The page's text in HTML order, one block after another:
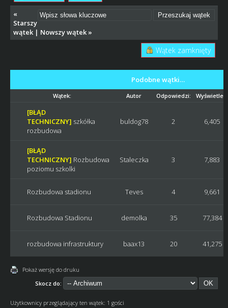
«
Starszy
wątek| Nowszy wątek»
Wątek zamknięty
Podobne wątki…
Wątek: Autor Odpowiedzi: Wyświetleń:
[BŁĄD
TECHNICZNY] szkółka
rozbudowa
buldog78 2 6,405
[BŁĄD
TECHNICZNY] Rozbudowa
poziomu szkolki
Staleczka 3 7,883
Rozbudowa stadionu Teves 4 9,661
Rozbudowa Stadionu demolka 35 77,384
rozbudowa infrastruktury baax13 20 41,275
Pokaż wersję do druku
Skocz do:
Użytkownicy przeglądający ten wątek: 1 gości